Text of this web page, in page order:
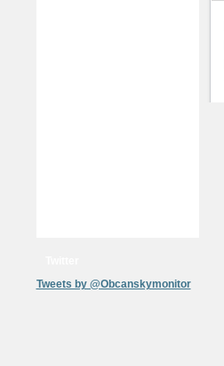
Tweets by @Obcanskymonitor